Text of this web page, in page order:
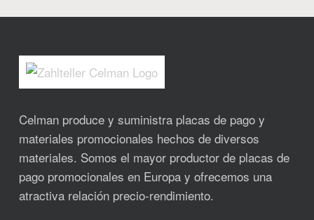
Celman produce y suministra placas de pago y
materiales promocionales hechos de diversos
materiales. Somos el mayor productor de placas de
pago promocionales en Europa y ofrecemos una
atractiva relación precio-rendimiento.